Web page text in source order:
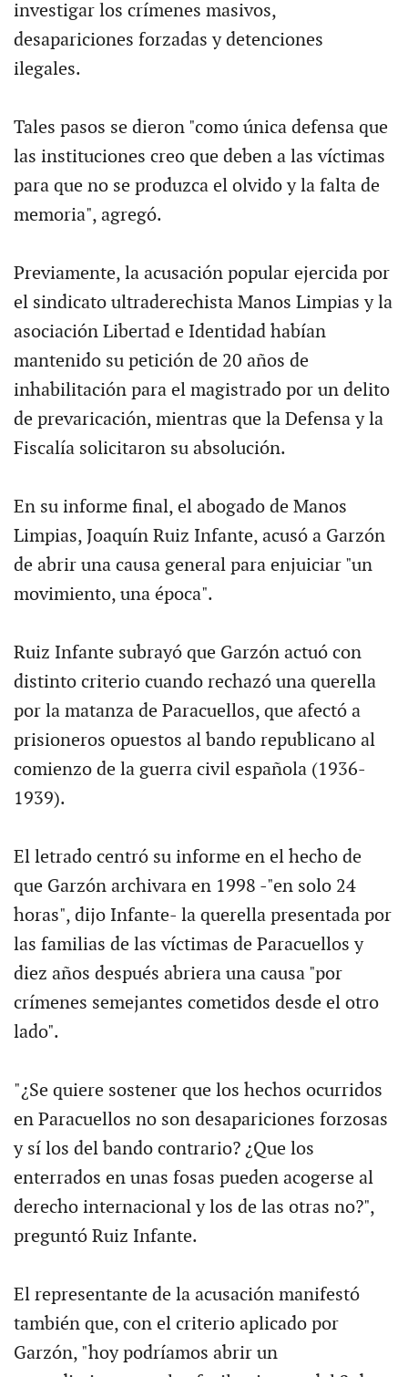
investigar los crímenes masivos,
desapariciones forzadas y detenciones
ilegales.
Tales pasos se dieron "como única defensa que
las instituciones creo que deben a las víctimas
para que no se produzca el olvido y la falta de
memoria", agregó.
Previamente, la acusación popular ejercida por
el sindicato ultraderechista Manos Limpias y la
asociación Libertad e Identidad habían
mantenido su petición de 20 años de
inhabilitación para el magistrado por un delito
de prevaricación, mientras que la Defensa y la
Fiscalía solicitaron su absolución.
En su informe final, el abogado de Manos
Limpias, Joaquín Ruiz Infante, acusó a Garzón
de abrir una causa general para enjuiciar "un
movimiento, una época".
Ruiz Infante subrayó que Garzón actuó con
distinto criterio cuando rechazó una querella
por la matanza de Paracuellos, que afectó a
prisioneros opuestos al bando republicano al
comienzo de la guerra civil española (1936-
1939).
El letrado centró su informe en el hecho de
que Garzón archivara en 1998 -"en solo 24
horas", dijo Infante- la querella presentada por
las familias de las víctimas de Paracuellos y
diez años después abriera una causa "por
crímenes semejantes cometidos desde el otro
lado".
"¿Se quiere sostener que los hechos ocurridos
en Paracuellos no son desapariciones forzosas
y sí los del bando contrario? ¿Que los
enterrados en unas fosas pueden acogerse al
derecho internacional y los de las otras no?",
preguntó Ruiz Infante.
El representante de la acusación manifestó
también que, con el criterio aplicado por
Garzón, "hoy podríamos abrir un